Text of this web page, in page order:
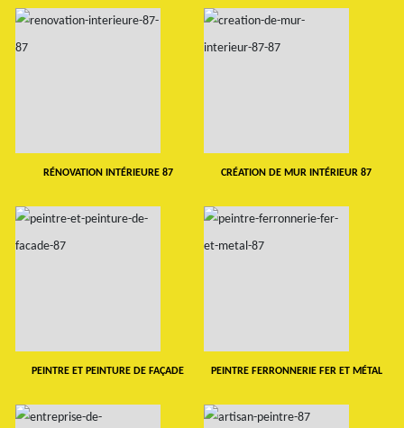
RÉNOVATION INTÉRIEURE 87 CRÉATION DE MUR INTÉRIEUR 87
PEINTRE ET PEINTURE DE FAÇADE PEINTRE FERRONNERIE FER ET MÉTAL